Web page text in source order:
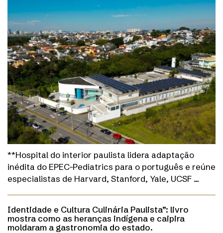
**Hospital do interior paulista lidera adaptação
inédita do EPEC-Pediatrics para o português e reúne
especialistas de Harvard, Stanford, Yale, UCSF …
Identidade e Cultura Culinária Paulista”: livro
mostra como as heranças indígena e caipira
moldaram a gastronomia do estado.